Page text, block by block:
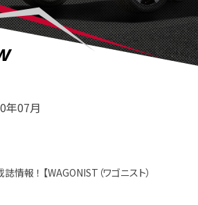
カタログ請求
個人情報保護方針
年07月
情報 ！ 【WAGONIST（ワゴニスト）